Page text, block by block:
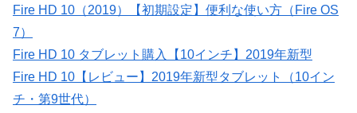
Fire HD 10（2019）【初期設定】便利な使い方（Fire OS
7）
Fire HD 10 タブレット購入【10インチ】2019年新型
Fire HD 10【レビュー】2019年新型タブレット（10イン
チ・第9世代）